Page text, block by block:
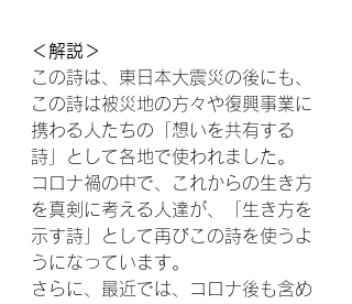
＜解説＞
この詩は、東日本大震災の後にも、
この詩は被災地の方々や復興事業に
携わる人たちの「想いを共有する
詩」として各地で使われました。
コロナ禍の中で、これからの生き方
を真剣に考える人達が、「生き方を
示す詩」として再びこの詩を使うよ
うになっています。
さらに、最近では、コロナ後も含め